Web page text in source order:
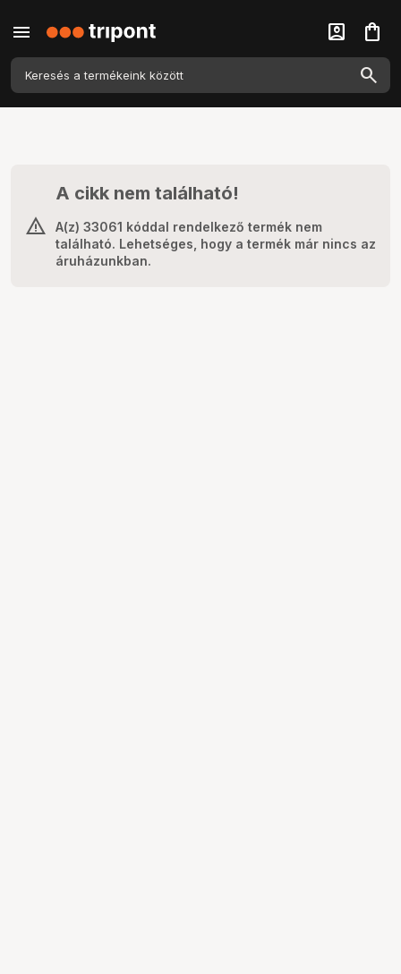
menu account_box shopping_bag
A cikk nem található!
A(z) 33061 kóddal rendelkező termék nem
található. Lehetséges, hogy a termék már nincs az
áruházunkban.